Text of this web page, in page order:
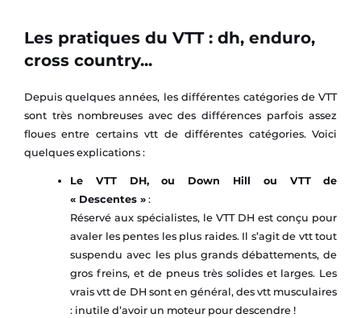
Les pratiques du VTT : dh, enduro,
cross country...
Depuis quelques années, les différentes catégories de VTT
sont très nombreuses avec des différences parfois assez
floues entre certains vtt de différentes catégories. Voici
quelques explications :
Le VTT DH, ou Down Hill ou VTT de
« Descentes » :
Réservé aux spécialistes, le VTT DH est conçu pour
avaler les pentes les plus raides. Il s’agit de vtt tout
suspendu avec les plus grands débattements, de
gros freins, et de pneus très solides et larges. Les
vrais vtt de DH sont en général, des vtt musculaires
: inutile d’avoir un moteur pour descendre !